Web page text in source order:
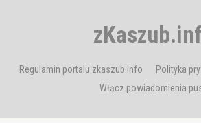
Regulamin portalu zkaszub.info Polityka
Włącz powiadomienia